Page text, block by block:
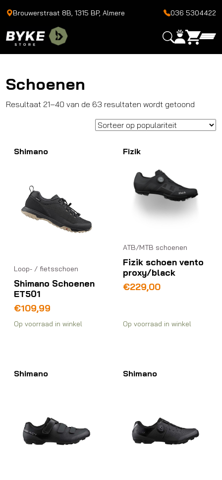
Brouwerstraat 8B, 1315 BP, Almere 036 5304422
Schoenen
Resultaat 21–40 van de 63 resultaten wordt getoond
op
Shimano
Loop- / fietsschoen
Shimano Schoenen
ET501
€109,99
Op voorraad in winkel
Fizik
ATB/MTB schoenen
Fizik schoen vento
proxy/black
€229,00
Op voorraad in winkel
Shimano Shimano